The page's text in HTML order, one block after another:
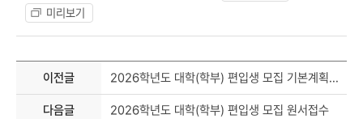
미리보기
이전글 2026학년도 대학(학부) 편입생 모집 기본계획 안내(2026학년도 변경사항 등)
다음글 2026학년도 대학(학부) 편입생 모집 원서접수